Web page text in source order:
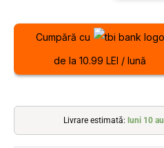
Cumpără cu
de la 10.99 LEI / lună
Livrare estimată: luni 10